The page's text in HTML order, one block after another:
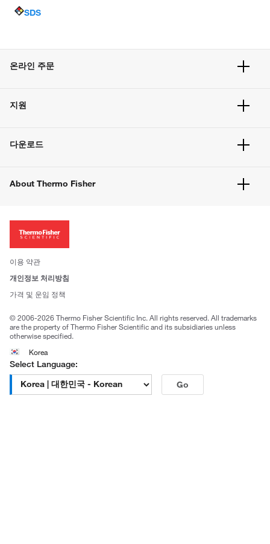
SDS
온라인 주문
주문 방법
벌크 주문
지원
고객 센터
웹사이트 개선사항
다운로드
About Thermo Fisher
투자자
사회적 책임
브랜드
이용 약관
개인정보 처리방침
가격 및 운임 정책
© 2006-2026 Thermo Fisher Scientific Inc. All rights reserved. All trademarks
are the property of Thermo Fisher Scientific and its subsidiaries unless
otherwise specified.
Korea
Select Language:
Go